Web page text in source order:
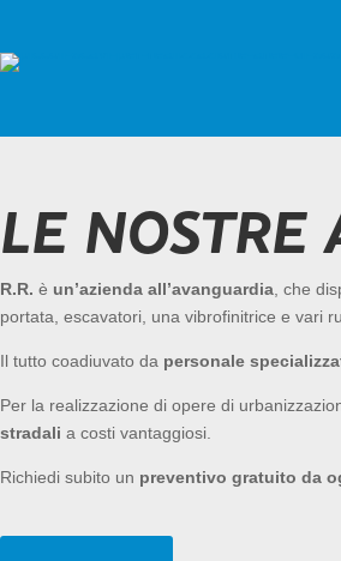
LE NOSTRE
R.R. è un’azienda all’avanguardia , che
portata, escavatori, una vibrofinitrice e vari
Il tutto coadiuvato da personale
Per la realizzazione di opere di
stradali a costi vantaggiosi.
Richiedi subito un preventivo gratuito da